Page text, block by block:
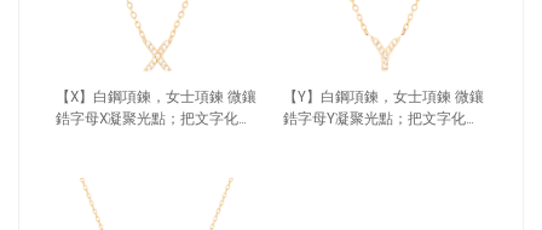
【X】白鋼項鍊，女士項鍊 微鑲
鋯字母X凝聚光點；把文字化為
【Y】白鋼項鍊，女士項鍊 微鑲
鋯字母Y凝聚光點；把文字化為